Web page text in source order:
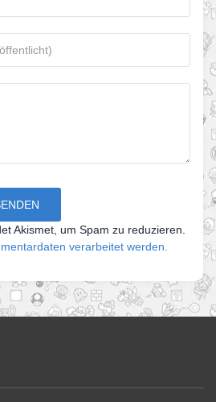
Akismet, um Spam zu reduzieren.
verarbeitet werden.